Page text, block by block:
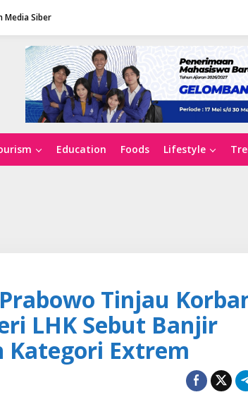
Media Siber
Education Foods Lifestyle
Tinjau
LHK Sebut Banjir
Kategori Extrem